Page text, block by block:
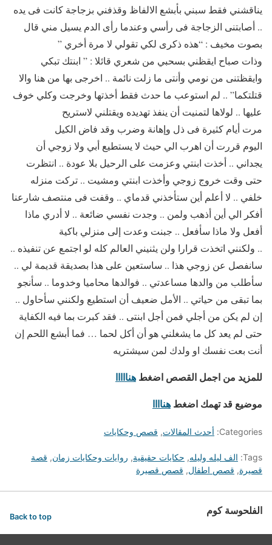
يناقشني فقط سبني بأبشع الالفاظ وقذفني بزجاجة كانت فى يده
.. أصابتنى الزجاجة فى رأسي وعندما رأى الدم يسيل مني قال
بصوت مخيف : “هذه ذكرى لكي تقولي لا مرة أخري ”
وذات صباح ايقظني بسحبي من شعري قائلا : ” ابنتك تبكي
وايقظتنى من نومي وأنتى ما زلت نائمة .. اخرجى بها من هنا والا
قتلتكما” .. لم استوعب ما حدث فقط أخذتها وخرجت وكلي خوف
عليها .. لولاها لتمنيت أن ينفذ تهديده ويقتلني لاستريح
مرت أيام كثيرة فى ذل وإهانة وضرب وقد فاض الكيل
اليوم قررت أن اهرب الي حيث لا يستطيع أبي ولا زوجي أن
يجداني .. أخذت ابنتي وعزمت على الرحيل بلا عودة .. انتظرت
حتى وقت خروج زوجي وأخذت ابنتي ومشيت .. تركت منزله
خلفي .. لا أعلم أين ستأخذني قدماي .. وقفت فى منتصف شارعنا
أفكر الي أين أذهب ولمن .. وجدت نفسي ضائعة .. لا أدري ماذا
أفعل ولا ماذا سأفعل .. جبنت وعدت إلى منزلي باكية
.. ولكنني اتخذت قرارا ولن يثنيني العالم كله لو اجتمع عن تنفيذه ..
سانفصل عن زوجي هذا .. ساستعين على هذا بصديقة قديمة لي ..
سأطلب من والدها مساعدتي .. فوالدها محاميا وخدوما .. سأنجو
بما تبقى من حياتي .. الأمل ضعيف أن استطيع ولكنني سأحاول ..
إن لم يكن من أجلي فمن أجل ابنتى .. فقد كبرت بما فيه الكفاية
حتى لم يعد كل ما يشغلني هو أن أكل لحما … فما أبشع اللحم إن
أنت بعت نفسك او ولدك لمن سيشتريه
للمزيد من اجمل القصص اضغط هنااااا
موضيع قد تهمك اضغط هناااا
Categories: أحدث المقالات, قصص وحكايات
Tags: الف ليله وليله, حكايات حقيقية, روايات وحكايات زمان, قصة
قصيرة, قصص اطفال, قصص قصيرة
الفلحوسة كوم Back to top